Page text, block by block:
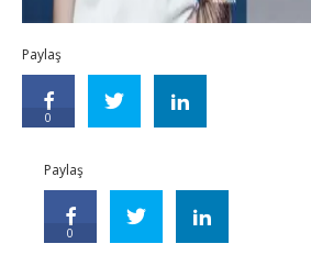
Paylaş
0
Paylaş
0